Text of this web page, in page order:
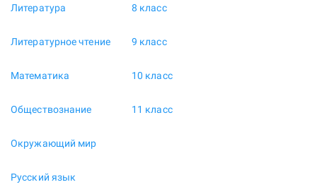
Литература
Литературное чтение
Математика
Обществознание
Окружающий мир
Русский язык
8 класс
9 класс
10 класс
11 класс